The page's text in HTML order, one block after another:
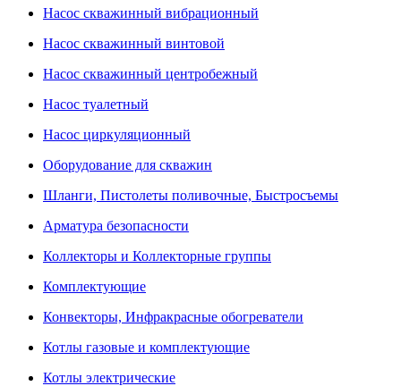
Насос скважинный вибрационный
Насос скважинный винтовой
Насос скважинный центробежный
Насос туалетный
Насос циркуляционный
Оборудование для скважин
Шланги, Пистолеты поливочные, Быстросъемы
Арматура безопасности
Коллекторы и Коллекторные группы
Комплектующие
Конвекторы, Инфракрасные обогреватели
Котлы газовые и комплектующие
Котлы электрические